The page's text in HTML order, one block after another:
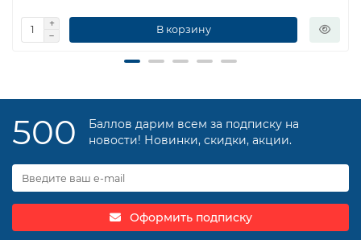
В корзину
500
Баллов дарим всем за подписку на
новости! Новинки, скидки, акции.
Оформить подписку